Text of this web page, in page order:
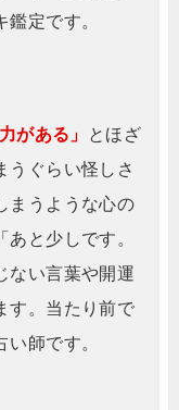
定です。
がある」
とほざ
うぐらい怪しさ
まうような心の
と少しです。
ない言葉や開運
す。当たり前で
師です。